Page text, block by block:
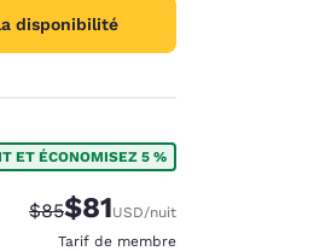
disponibilité
ET ÉCONOMISEZ 5 %
Tarif barré :
$85Tarif réduit :
$81USD/nuit
Tarif de membre